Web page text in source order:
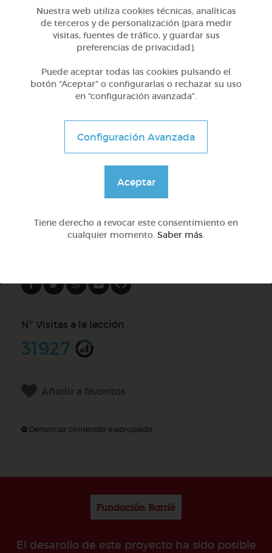
1º Primaria (6-7 años)
Conociendo nuestro cuerpo
DOCS (2)
Nº Visitas a la lección
31927
Añadir a favoritos
Denunciar contenido inapropiado
El desarollo de este proyecto ha sido posible
Nuestra web utiliza cookies técnicas, analíticas
de terceros y de personalización (para medir
visitas, fuentes de tráfico, y guardar sus
preferencias de privacidad).
Puede aceptar todas las cookies pulsando el
botón “Aceptar” o configurarlas o rechazar su uso
en “configuración avanzada”.
Configuración Avanzada
Aceptar
Tiene derecho a revocar este consentimiento en
cualquier momento. Saber más.